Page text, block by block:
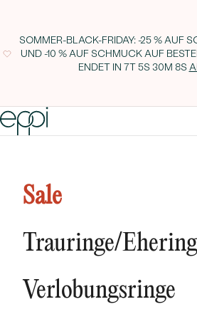
SOMMER-BLACK-FRIDAY: -25 % AUF
UND -10 % AUF SCHMUCK AUF
ENDET IN 7T 5S 30M 7S
Sale
Trauringe/
NEUHEITEN
Verlobungsringe